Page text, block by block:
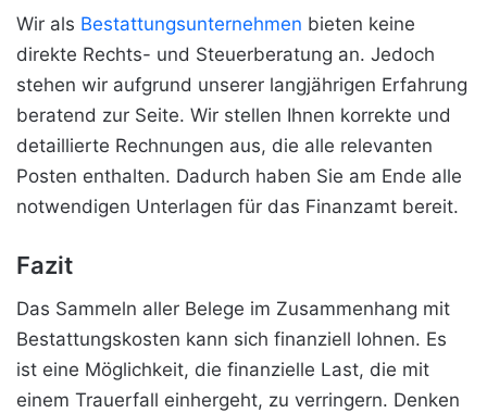
Wir als Bestattungsunternehmen bieten keine
direkte Rechts- und Steuerberatung an. Jedoch
stehen wir aufgrund unserer langjährigen Erfahrung
beratend zur Seite. Wir stellen Ihnen korrekte und
detaillierte Rechnungen aus, die alle relevanten
Posten enthalten. Dadurch haben Sie am Ende alle
notwendigen Unterlagen für das Finanzamt bereit.
Fazit
Das Sammeln aller Belege im Zusammenhang mit
Bestattungskosten kann sich finanziell lohnen. Es
ist eine Möglichkeit, die finanzielle Last, die mit
einem Trauerfall einhergeht, zu verringern. Denken